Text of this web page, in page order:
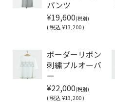
パンツ
¥19,600(税別)
(税込¥13,200 )
ボーダーリボン
刺繍プルオーバ
ー
¥22,000(税別)
(税込¥13,200 )